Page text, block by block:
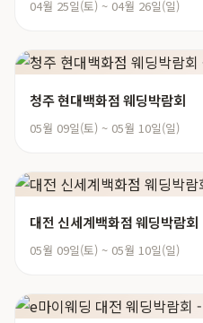
04월 25일(토) ~ 04월 26일(일)
청주 현대백화점 웨딩박람회
05월 09일(토) ~ 05월 10일(일)
대전 신세계백화점 웨딩박람회
05월 09일(토) ~ 05월 10일(일)